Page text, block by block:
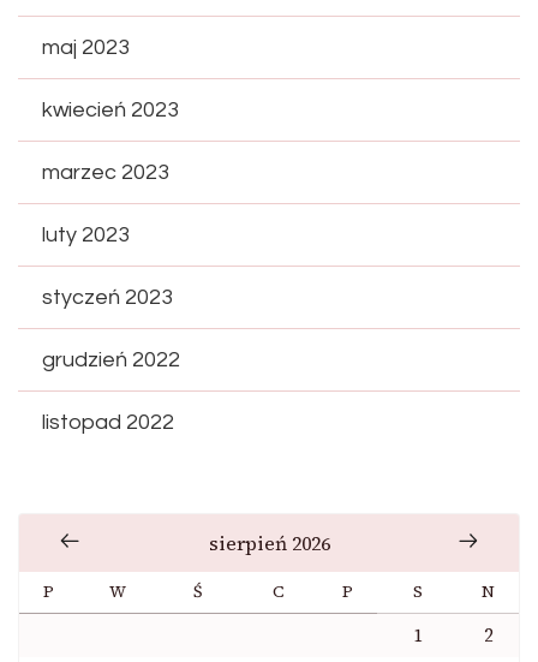
maj 2023
kwiecień 2023
marzec 2023
luty 2023
styczeń 2023
grudzień 2022
listopad 2022
sierpień 2026
P W Ś C P S N
1 2